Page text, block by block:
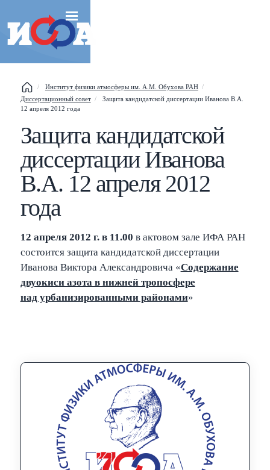
Институт физики атмосферы им. А.М. Обухова РАН
Диссертационный совет
Защита кандидатской диссертации Иванова В.А.
12 апреля 2012 года
Защита кандидатской
диссертации Иванова
В.А. 12 апреля 2012
года
12 апреля 2012 г. в 11.00 в актовом зале ИФА РАН
состоится защита кандидатской диссертации
Иванова Виктора Александровича «Содержание
двуокиси азота в нижней тропосфере
над урбанизированными районами»
This help popup
Search popup /
Navigate posts